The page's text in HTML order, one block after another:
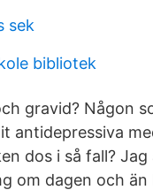
sek
bibliotek
gravid? Någon
antidepressiva
dos i så fall? Jag
om dagen och än